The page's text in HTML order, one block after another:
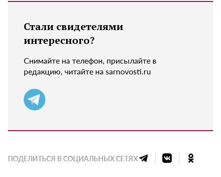
Стали свидетелями
интересного?
Снимайте на телефон, присылайте в
редакцию, читайте на sarnovosti.ru
ПОДЕЛИТЬСЯ В СОЦИАЛЬНЫХ СЕТЯХ